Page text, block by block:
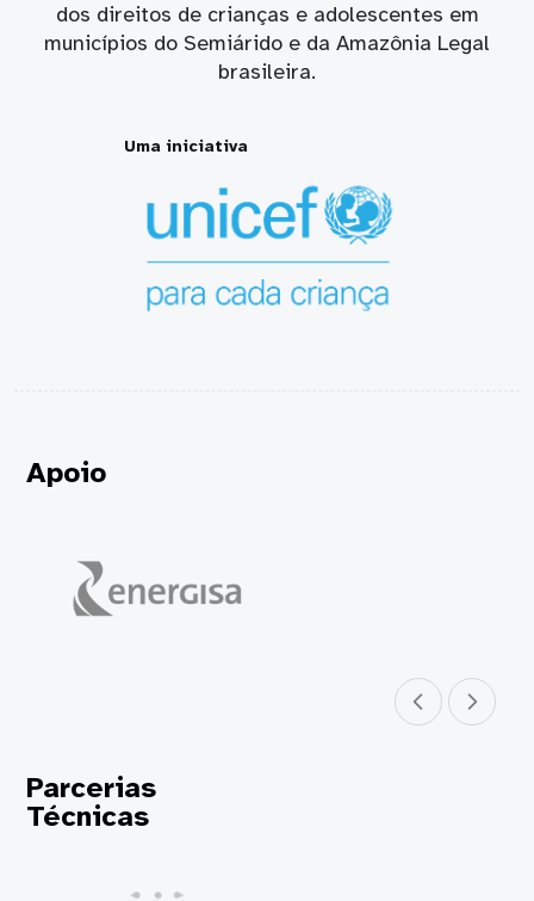
dos direitos de crianças e adolescentes em
municípios do Semiárido e da Amazônia Legal
brasileira.
Uma iniciativa
Apoio
Parceiro anterior
Próximo
Parcerias
Técnicas